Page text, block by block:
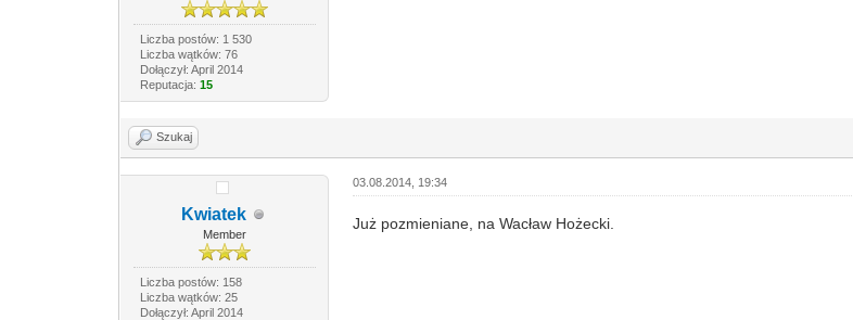
Liczba postów: 1 530
Liczba wątków: 76
Dołączył: April 2014
Reputacja: 15
Szukaj
Kwiatek
Member
Liczba postów: 158
Liczba wątków: 25
Dołączył: April 2014
03.08.2014, 19:34
Już pozmieniane, na Wacław Hożecki.